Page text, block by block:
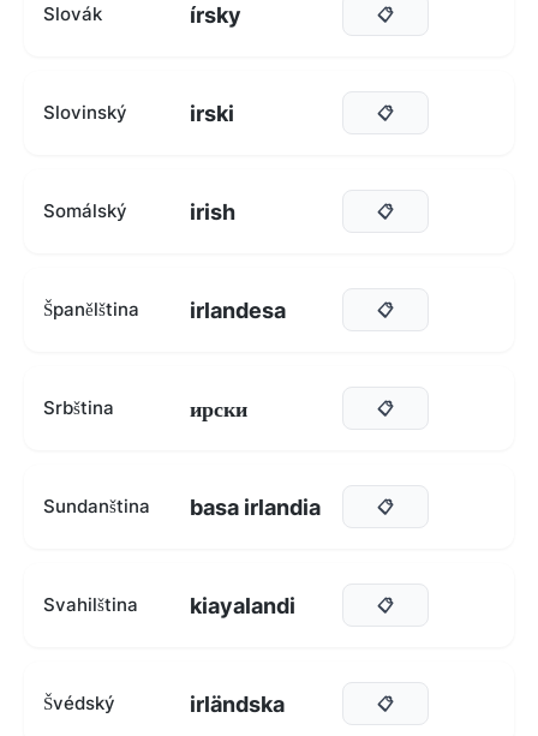
Slovák írsky 📋
Slovinský irski 📋
Somálský irish 📋
Španělština irlandesa 📋
Srbština ирски 📋
Sundanština basa irlandia 📋
Svahilština kiayalandi 📋
Švédský irländska 📋